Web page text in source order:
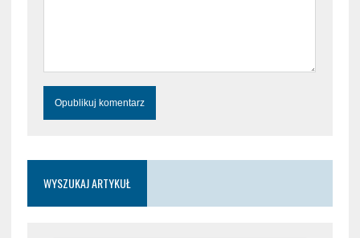
WYSZUKAJ ARTYKUŁ